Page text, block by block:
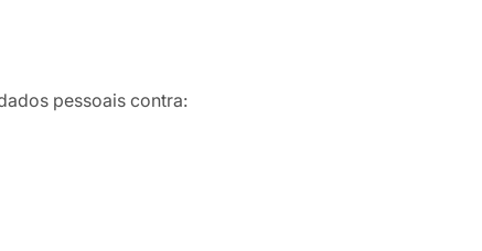
pessoais contra: